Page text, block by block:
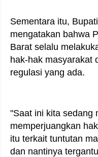
Sementara itu,
mengatakan bahwa
Barat selalu
hak-hak masyarakat
regulasi yang ada.
"Saat ini kita sedang
memperjuangkan
itu terkait tuntutan
dan nantinya